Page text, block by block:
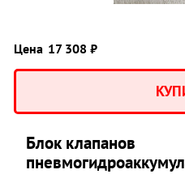
Цена 17 308 ₽
Блок клапанов